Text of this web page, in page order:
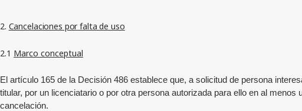
2. Cancelaciones por falta de uso
2.1 Marco conceptual
El artículo 165 de la Decisión 486 establece que, a solicitud de persona
titular, por un licenciatario o por otra persona autorizada para ello en al
cancelación.